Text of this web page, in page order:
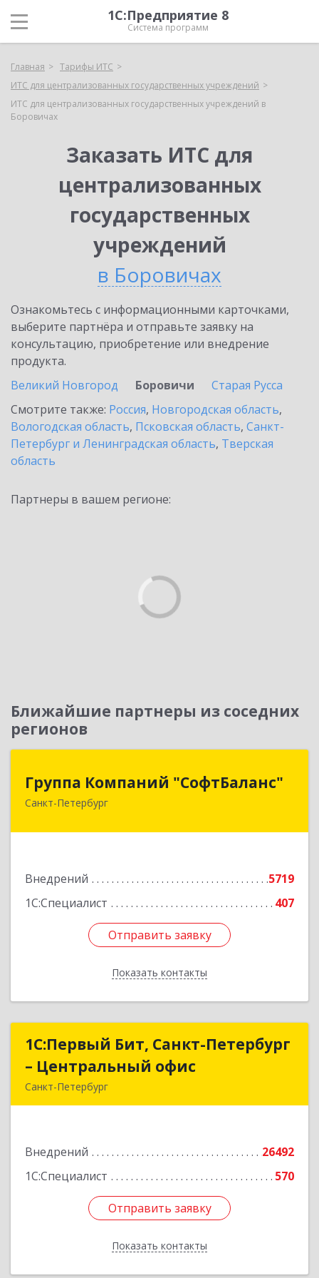
1С:Предприятие 8
Система программ
Главная
Тарифы ИТС
ИТС для централизованных государственных учреждений
ИТС для централизованных государственных учреждений в
Боровичах
Заказать ИТС для
централизованных
государственных
учреждений
в Боровичах
Ознакомьтесь с информационными карточками,
выберите партнёра и отправьте заявку на
консультацию, приобретение или внедрение
продукта.
Великий Новгород
Боровичи
Старая Русса
Смотрите также: Россия, Новгородская область,
Вологодская область, Псковская область, Санкт-
Петербург и Ленинградская область, Тверская
область
Партнеры в вашем регионе:
Ближайшие партнеры из соседних
регионов
Группа Компаний "СофтБаланс"
Санкт-Петербург
Внедрений
5719
1С:Специалист
407
Отправить заявку
Показать контакты
Группа Компаний "СофтБаланс"
195112, Санкт-Петербург г, Заневский пр-кт,
Отправить заявку
Назад
1С:Первый Бит, Санкт-Петербург
– Центральный офис
Санкт-Петербург
Внедрений
26492
1С:Специалист
570
Отправить заявку
Показать контакты
1С:Первый Бит, Санкт-Петербург
– Центральный офис
Отправить заявку
Назад